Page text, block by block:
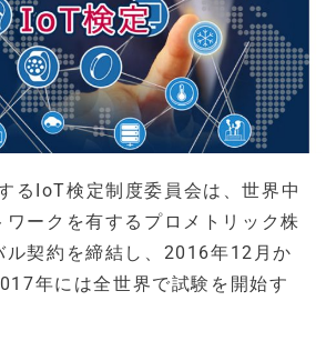
るIoT検定制度委員会は、世界中
ワークを有するプロメトリック株
ル契約を締結し、2016年12月か
年には全世界で試験を開始す